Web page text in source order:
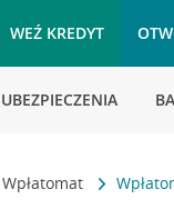
WEŹ KREDYT
UBEZPIECZENIA
Wpłatomat